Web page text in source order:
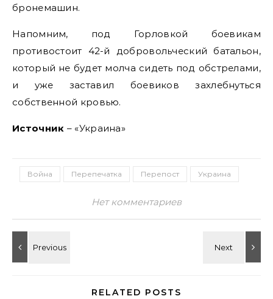
бронемашин.
Напомним, под Горловкой боевикам
противостоит 42-й добровольческий батальон,
который не будет молча сидеть под обстрелами,
и уже заставил боевиков захлебнуться
собственной кровью.
Источник – «Украина»
Война Перепечатка Перепост Украина
Нет комментариев
RELATED POSTS